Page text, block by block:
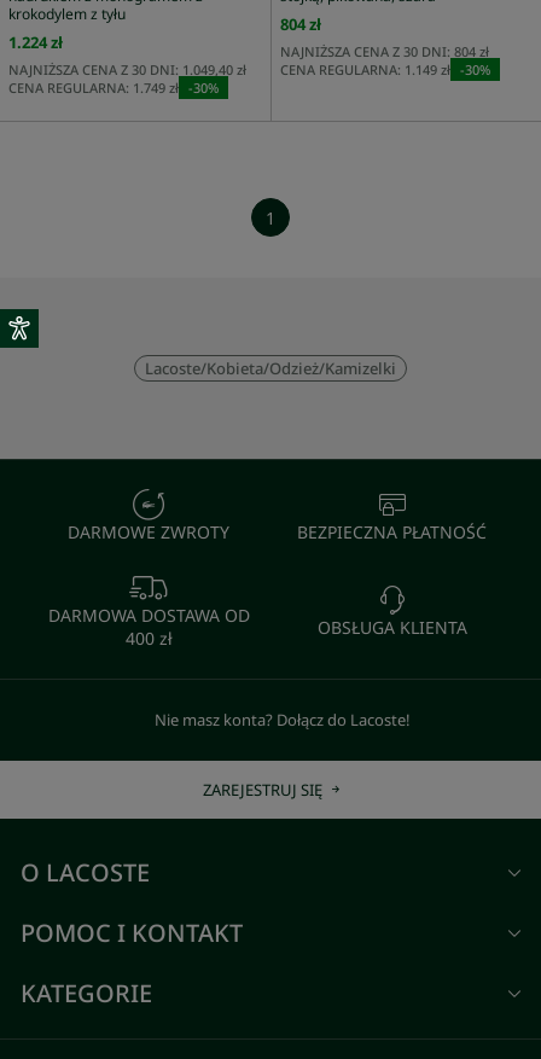
krokodylem z tyłu
1.224 zł
NAJNIŻSZA CENA Z 30 DNI: 1.049,40 zł
CENA REGULARNA: 1.749 zł -30%
804 zł
NAJNIŻSZA CENA Z 30 DNI: 804 zł
CENA REGULARNA: 1.149 zł -30%
1
Lacoste/Kobieta/Odzież/Kamizelki
DARMOWE ZWROTY BEZPIECZNA PŁATNOŚĆ
DARMOWA DOSTAWA OD
400 zł
OBSŁUGA KLIENTA
Nie masz konta? Dołącz do Lacoste!
ZAREJESTRUJ SIĘ
O LACOSTE
POMOC I KONTAKT
KATEGORIE